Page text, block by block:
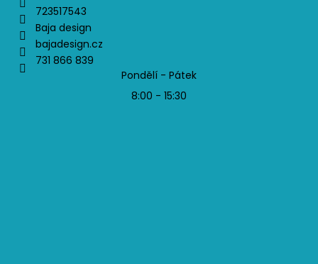
723517543
Baja design
bajadesign.cz
731 866 839
Pondělí - Pátek
8:00 - 15:30